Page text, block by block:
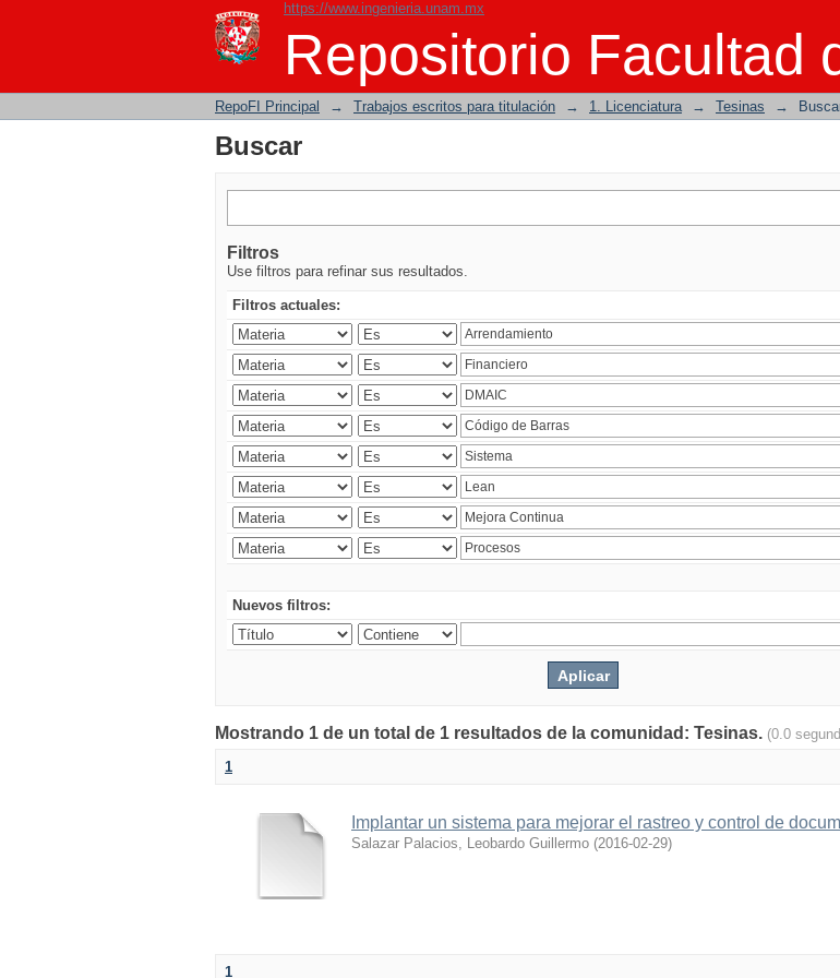
https://www.ingenieria.unam.mx
Repositorio Facultad
Buscar
RepoFI Principal → Trabajos escritos para titulación → 1. Licenciatura → Tesinas →
Buscar
Filtros
Use filtros para refinar sus resultados.
Filtros actuales:
Nuevos filtros:
Mostrando 1 de un total de 1 resultados de la comunidad: Tesinas. (0.0
1
Implantar un sistema para mejorar el rastreo y control de
Salazar Palacios, Leobardo Guillermo (2016-02-29)
1